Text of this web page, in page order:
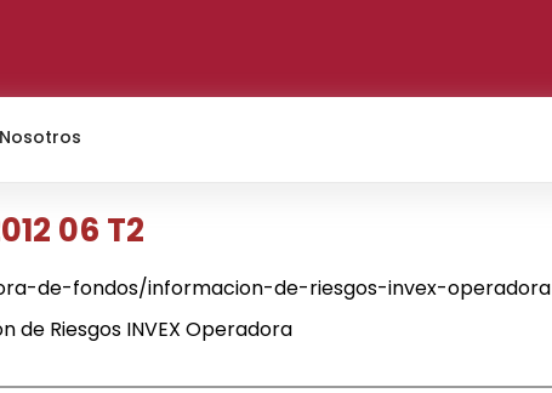
Nosotros
06 T2
de-fondos/informacion-de-riesgos-invex-operadora
de Riesgos INVEX Operadora